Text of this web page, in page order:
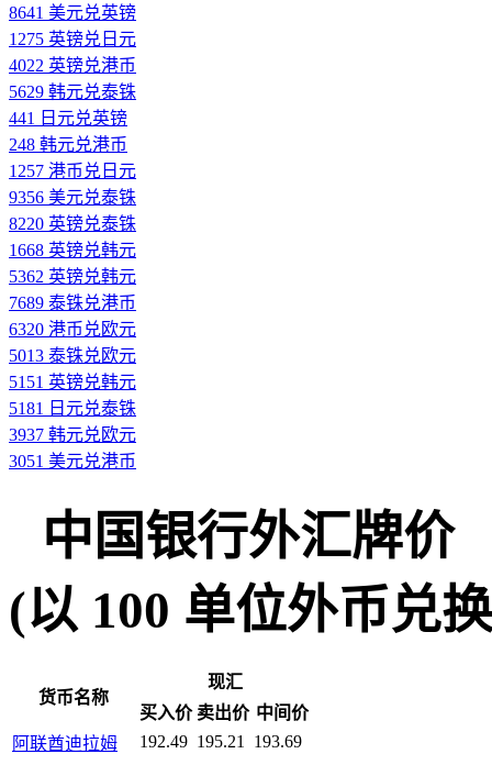
8641 美元兑英镑
1275 英镑兑日元
4022 英镑兑港币
5629 韩元兑泰铢
441 日元兑英镑
248 韩元兑港币
1257 港币兑日元
9356 美元兑泰铢
8220 英镑兑泰铢
1668 英镑兑韩元
5362 英镑兑韩元
7689 泰铢兑港币
6320 港币兑欧元
5013 泰铢兑欧元
5151 英镑兑韩元
5181 日元兑泰铢
3937 韩元兑欧元
3051 美元兑港币
中国银行外汇牌价
(以 100 单位外币兑
货币名称
现汇
买入价 卖出价 中间价
阿联酋迪拉姆
192.49 195.21
193.69